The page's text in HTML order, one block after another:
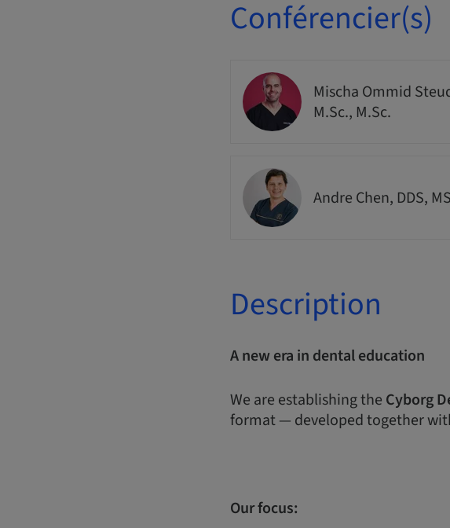
Conférencier(s)
Mischa Ommid
M.Sc., M.Sc.
Andre Chen, DDS,
Description
A new era in dental education
We are establishing the Cyborg
format — developed together
Our focus: